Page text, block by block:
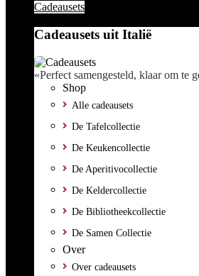
Cadeausets
Cadeausets uit Italië
«Perfect samengesteld, klaar om te
Shop
Alle cadeausets
De Tafelcollectie
De Keukencollectie
De Aperitivocollectie
De Keldercollectie
De Bibliotheekcollectie
De Samen Collectie
Over
Over cadeausets